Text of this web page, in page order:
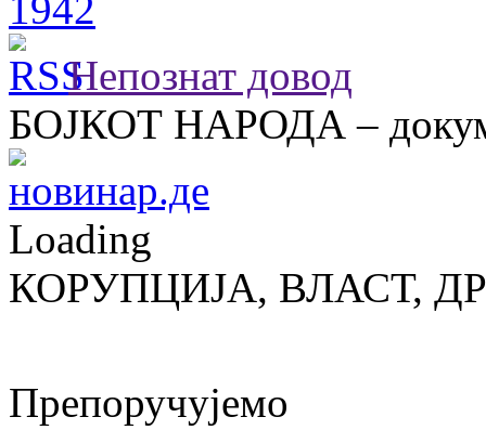
Непознат довод
БОЈКОТ НАРОДА –
Loading
КОРУПЦИЈА, ВЛАСТ,
Препоручујемо